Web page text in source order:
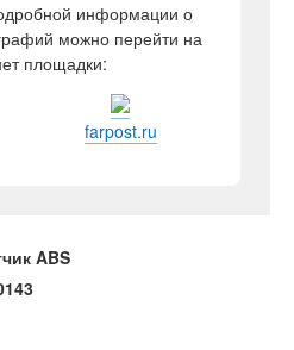
информации о
можно перейти на
площадки:
farpost.ru
ABS